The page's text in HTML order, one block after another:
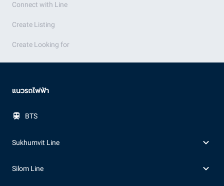
Connect with Line
Create Listing
Create Looking for
แนวรถไฟฟ้า
BTS
Sukhumvit Line
Silom Line